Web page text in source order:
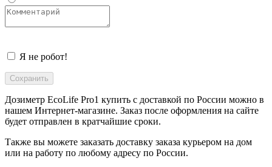
Я не робот!
Дозиметр EcoLife Pro1 купить с доставкой по России можно в
нашем Интернет-магазине. Заказ после оформления на сайте
будет отправлен в кратчайшие сроки.
Также вы можете заказать доставку заказа курьером на дом
или на работу по любому адресу по России.